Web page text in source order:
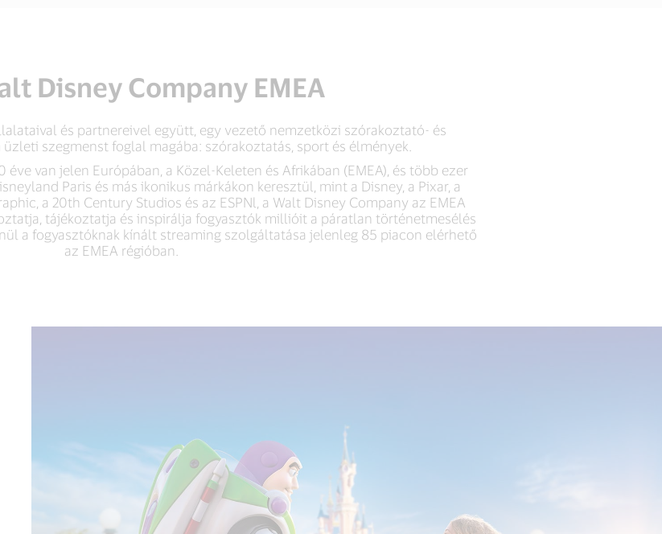
Disney Company EMEA
és partnereivel együtt, egy vezető nemzetközi szórakoztató- és
szegmenst foglal magába: szórakoztatás, sport és élmények.
van jelen Európában, a Közel-Keleten és Afrikában (EMEA), és több ezer
Paris és más ikonikus márkákon keresztül, mint a Disney, a Pixar, a
a 20th Century Studios és az ESPNl, a Walt Disney Company az EMEA
tájékoztatja és inspirálja fogyasztók millióit a páratlan történetmesélés
a fogyasztóknak kínált streaming szolgáltatása jelenleg 85 piacon elérhető
az EMEA régióban.